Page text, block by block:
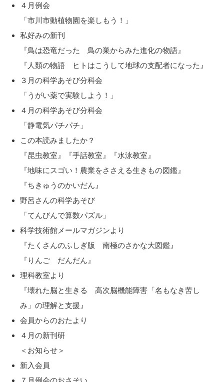
４月例会
「市川市動植物園を楽しもう！」
私好みの新刊
『鳥は恐竜だった 鳥の巣からみた進化の物語』
『人類の物語 ヒトはこうして地球の支配者になった』
３月の科学あそび分科会
「うがい薬で実験しよう！」
４月の科学あそび分科会
「静電気パチパチ」
この本読みましたか？
『昆虫教室』『手話教室』『水泳教室』
『地味にスゴい！農業をささえる生きもの図鑑』
『ちきゅうのかいだん』
野呂さんの科学あそび
「てんびんで算数パズル」
科学技術館メールマガジンより
『たくさんのふしぎ版 南極のさかな大図鑑』
『りんご だんだん』
理科教室より
『壊れた脳と生きる 高次脳機能障害「名もなき苦し
み」の理解と支援』
会員からのおたより
４月の新刊研
＜お知らせ＞
新入会員
７月例会のおさそい